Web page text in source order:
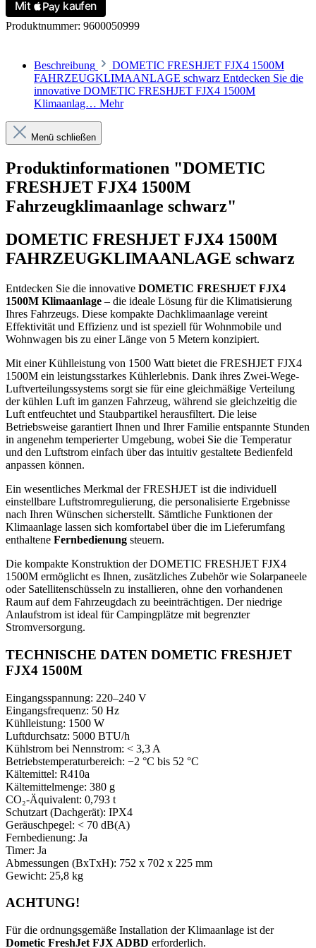
Produktnummer: 9600050999
Beschreibung
DOMETIC FRESHJET FJX4 1500M
FAHRZEUGKLIMAANLAGE schwarz Entdecken Sie die
innovative DOMETIC FRESHJET FJX4 1500M
Klimaanlag… Mehr
Menü schließen
Produktinformationen "DOMETIC
FRESHJET FJX4 1500M
Fahrzeugklimaanlage schwarz"
DOMETIC FRESHJET FJX4 1500M
FAHRZEUGKLIMAANLAGE schwarz
Entdecken Sie die innovative DOMETIC FRESHJET FJX4
1500M Klimaanlage – die ideale Lösung für die Klimatisierung
Ihres Fahrzeugs. Diese kompakte Dachklimaanlage vereint
Effektivität und Effizienz und ist speziell für Wohnmobile und
Wohnwagen bis zu einer Länge von 5 Metern konzipiert.
Mit einer Kühlleistung von 1500 Watt bietet die FRESHJET FJX4
1500M ein leistungsstarkes Kühlerlebnis. Dank ihres Zwei-Wege-
Luftverteilungssystems sorgt sie für eine gleichmäßige Verteilung
der kühlen Luft im ganzen Fahrzeug, während sie gleichzeitig die
Luft entfeuchtet und Staubpartikel herausfiltert. Die leise
Betriebsweise garantiert Ihnen und Ihrer Familie entspannte Stunden
in angenehm temperierter Umgebung, wobei Sie die Temperatur
und den Luftstrom einfach über das intuitiv gestaltete Bedienfeld
anpassen können.
Ein wesentliches Merkmal der FRESHJET ist die individuell
einstellbare Luftstromregulierung, die personalisierte Ergebnisse
nach Ihren Wünschen sicherstellt. Sämtliche Funktionen der
Klimaanlage lassen sich komfortabel über die im Lieferumfang
enthaltene Fernbedienung steuern.
Die kompakte Konstruktion der DOMETIC FRESHJET FJX4
1500M ermöglicht es Ihnen, zusätzliches Zubehör wie Solarpaneele
oder Satellitenschüsseln zu installieren, ohne den vorhandenen
Raum auf dem Fahrzeugdach zu beeinträchtigen. Der niedrige
Anlaufstrom ist ideal für Campingplätze mit begrenzter
Stromversorgung.
TECHNISCHE DATEN DOMETIC FRESHJET
FJX4 1500M
Eingangsspannung: 220–240 V
Eingangsfrequenz: 50 Hz
Kühlleistung: 1500 W
Luftdurchsatz: 5000 BTU/h
Kühlstrom bei Nennstrom: < 3,3 A
Betriebstemperaturbereich: −2 °C bis 52 °C
Kältemittel: R410a
Kältemittelmenge: 380 g
CO₂-Äquivalent: 0,793 t
Schutzart (Dachgerät): IPX4
Geräuschpegel: < 70 dB(A)
Fernbedienung: Ja
Timer: Ja
Abmessungen (BxTxH): 752 x 702 x 225 mm
Gewicht: 25,8 kg
ACHTUNG!
Für die ordnungsgemäße Installation der Klimaanlage ist der
Dometic FreshJet FJX ADBD erforderlich.